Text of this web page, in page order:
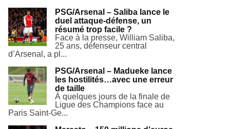
PSG/Arsenal – Saliba lance le
duel attaque-défense, un
résumé trop facile ?
Face à la presse, William Saliba,
25 ans, défenseur central
d’Arsenal, a pl...
PSG/Arsenal – Madueke lance
les hostilités…avec une erreur
de taille
À quelques jours de la finale de
Ligue des Champions face au
Paris Saint-Ge...